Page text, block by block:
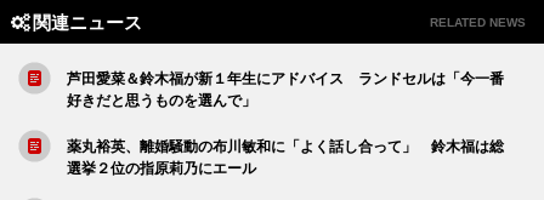
関連ニュース RELATED NEWS
芦田愛菜＆鈴木福が新１年生にアドバイス ランドセルは「今一番
好きだと思うものを選んで」
薬丸裕英、離婚騒動の布川敏和に「よく話し合って」 鈴木福は総
選挙２位の指原莉乃にエール